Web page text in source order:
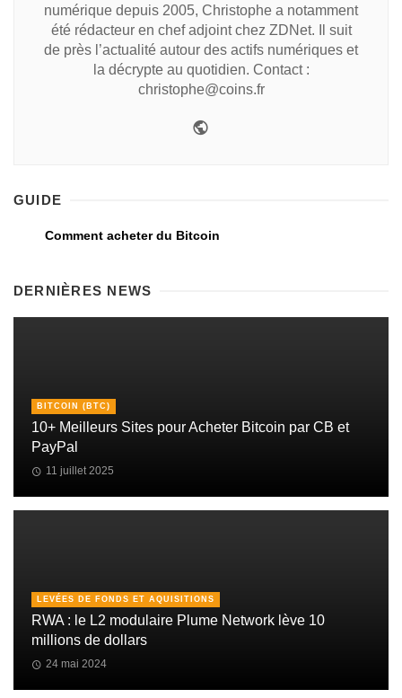
numérique depuis 2005, Christophe a notamment
été rédacteur en chef adjoint chez ZDNet. Il suit
de près l’actualité autour des actifs numériques et
la décrypte au quotidien. Contact :
christophe@coins.fr
GUIDE
Comment acheter du Bitcoin
DERNIÈRES NEWS
BITCOIN (BTC)
10+ Meilleurs Sites pour Acheter Bitcoin par CB et
PayPal
11 juillet 2025
LEVÉES DE FONDS ET AQUISITIONS
RWA : le L2 modulaire Plume Network lève 10
millions de dollars
24 mai 2024